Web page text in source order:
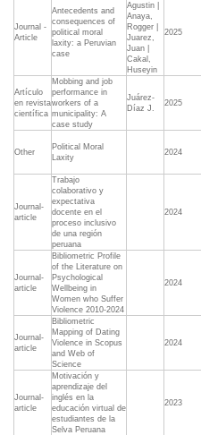
Journal -
Article
Antecedents and
consequences of
political moral
laxity: a Peruvian
case
Agustin |
Anaya,
Rogger |
Juarez,
Juan |
Cakal,
Huseyin
2025
Artículo
en revista
científica
Mobbing and job
performance in
workers of a
municipality: A
case study
Juárez-
Díaz J.
2025
Other
Political Moral
Laxity
2024
Journal-
article
Trabajo
colaborativo y
expectativa
docente en el
proceso inclusivo
de una región
peruana
2024
Journal-
article
Bibliometric Profile
of the Literature on
Psychological
Wellbeing in
Women who Suffer
Violence 2010-2024
2024
Journal-
article
Bibliometric
Mapping of Dating
Violence in Scopus
and Web of
Science
2024
Journal-
article
Motivación y
aprendizaje del
inglés en la
educación virtual de
estudiantes de la
Selva Peruana
2023